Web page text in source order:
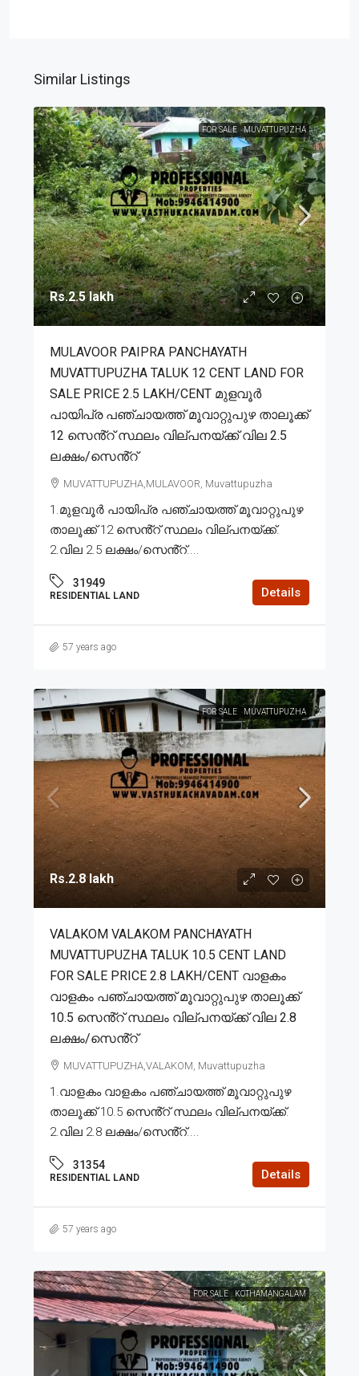
Similar Listings
FOR SALE MUVATTUPUZHA
Rs.2.5 lakh
MULAVOOR PAIPRA PANCHAYATH
MUVATTUPUZHA TALUK 12 CENT LAND FOR
SALE PRICE 2.5 LAKH/CENT മുളവൂർ
പായിപ്ര പഞ്ചായത്ത് മൂവാറ്റുപുഴ താലൂക്ക്
12 സെൻ്റ് സ്ഥലം വില്പനയ്ക്ക് വില 2.5
ലക്ഷം/സെൻ്റ്
MUVATTUPUZHA,MULAVOOR, Muvattupuzha
1.മുളവൂർ പായിപ്ര പഞ്ചായത്ത് മൂവാറ്റുപുഴ
താലൂക്ക് 12 സെൻ്റ് സ്ഥലം വില്പനയ്ക്ക്.
2.വില 2.5 ലക്ഷം/സെൻ്റ്....
31949
RESIDENTIAL LAND Details
57 years ago
FOR SALE MUVATTUPUZHA
Rs.2.8 lakh
VALAKOM VALAKOM PANCHAYATH
MUVATTUPUZHA TALUK 10.5 CENT LAND
FOR SALE PRICE 2.8 LAKH/CENT വാളകം
വാളകം പഞ്ചായത്ത് മൂവാറ്റുപുഴ താലൂക്ക്
10.5 സെൻ്റ് സ്ഥലം വില്പനയ്ക്ക് വില 2.8
ലക്ഷം/സെൻ്റ്
MUVATTUPUZHA,VALAKOM, Muvattupuzha
1.വാളകം വാളകം പഞ്ചായത്ത് മൂവാറ്റുപുഴ
താലൂക്ക് 10.5 സെൻ്റ് സ്ഥലം വില്പനയ്ക്ക്.
2.വില 2.8 ലക്ഷം/സെൻ്റ്....
31354
RESIDENTIAL LAND Details
57 years ago
FOR SALE KOTHAMANGALAM